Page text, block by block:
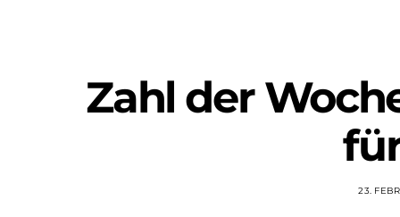
Zahl der
23.